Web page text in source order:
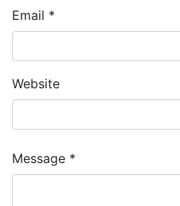
Email *
Website
Message *